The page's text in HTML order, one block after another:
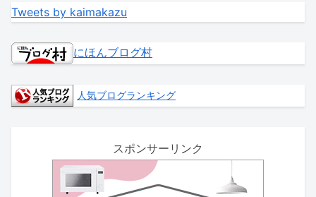
Tweets by kaimakazu
にほんブログ村
人気ブログランキング
スポンサーリンク